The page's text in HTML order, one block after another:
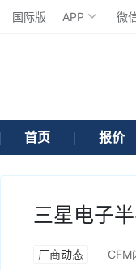
国际版 APP 微
首页 报价
三星电子
厂商动态 CFM